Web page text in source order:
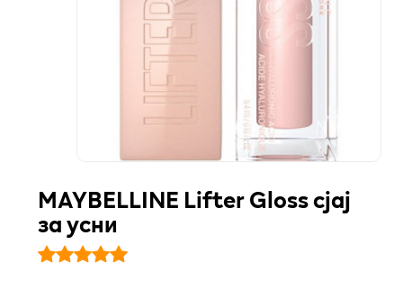
MAYBELLINE Lifter Gloss сјај
за усни